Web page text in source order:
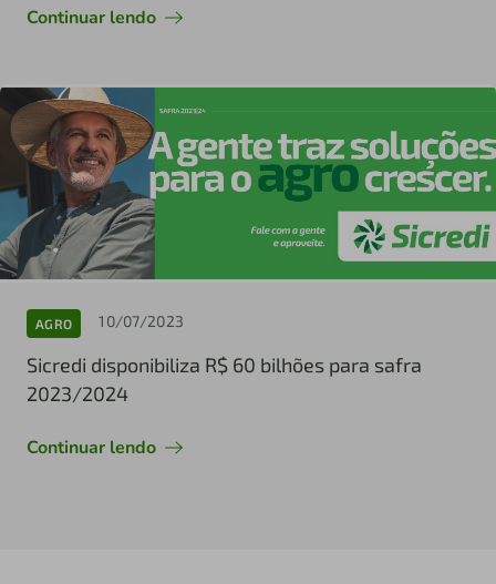
Continuar lendo
AGRO 10/07/2023
Sicredi disponibiliza R$ 60 bilhões para safra
2023/2024
Continuar lendo